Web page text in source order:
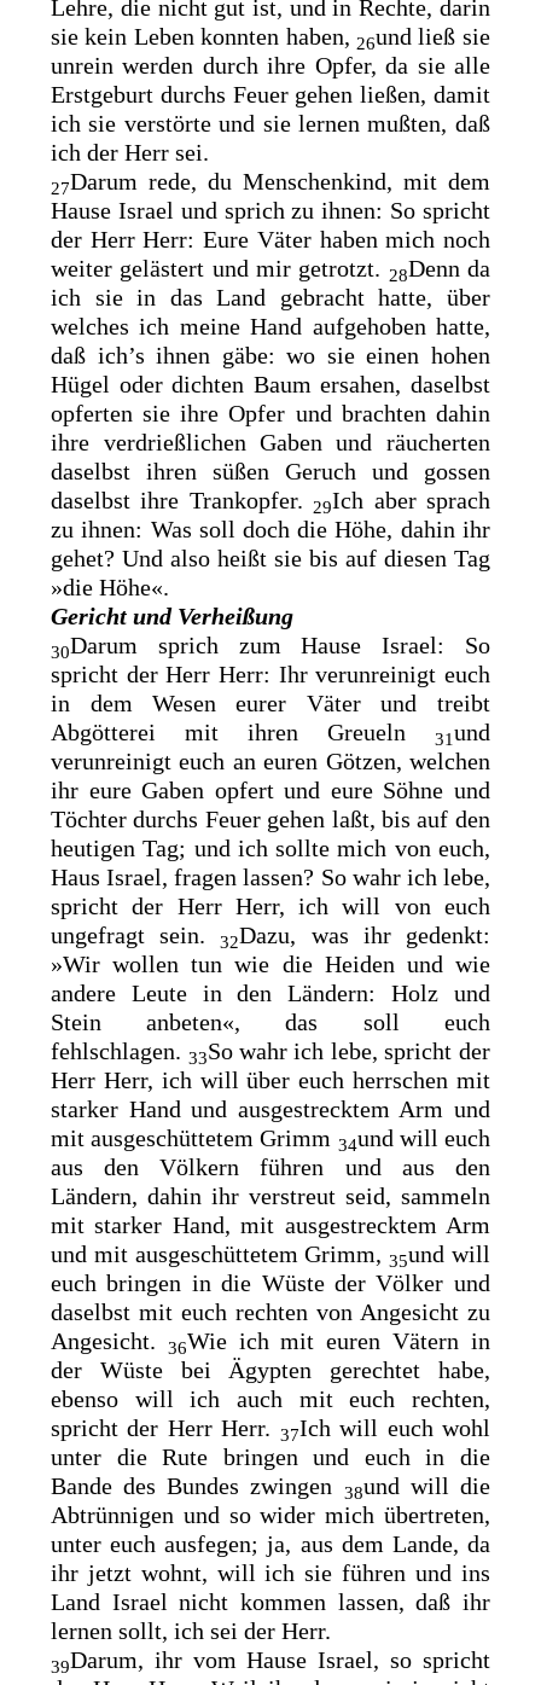
Lehre, die nicht gut ist, und in Rechte, darin
sie kein Leben konnten haben, 26und ließ sie
unrein werden durch ihre Opfer, da sie alle
Erstgeburt durchs Feuer gehen ließen, damit
ich sie verstörte und sie lernen mußten, daß
ich der Herr sei.
27Darum rede, du Menschenkind, mit dem
Hause Israel und sprich zu ihnen: So spricht
der Herr Herr: Eure Väter haben mich noch
weiter gelästert und mir getrotzt. 28Denn da
ich sie in das Land gebracht hatte, über
welches ich meine Hand aufgehoben hatte,
daß ich’s ihnen gäbe: wo sie einen hohen
Hügel oder dichten Baum ersahen, daselbst
opferten sie ihre Opfer und brachten dahin
ihre verdrießlichen Gaben und räucherten
daselbst ihren süßen Geruch und gossen
daselbst ihre Trankopfer.
29Ich aber sprach
zu ihnen: Was soll doch die Höhe, dahin ihr
gehet? Und also heißt sie bis auf diesen Tag
»die Höhe«.
Gericht und Verheißung
30Darum sprich zum Hause Israel: So
spricht der Herr Herr: Ihr verunreinigt euch
in dem Wesen eurer Väter und treibt
Abgötterei mit ihren Greueln
31und
verunreinigt euch an euren Götzen, welchen
ihr eure Gaben opfert und eure Söhne und
Töchter durchs Feuer gehen laßt, bis auf den
heutigen Tag; und ich sollte mich von euch,
Haus Israel, fragen lassen? So wahr ich lebe,
spricht der Herr Herr, ich will von euch
ungefragt sein.
32Dazu, was ihr gedenkt:
»Wir wollen tun wie die Heiden und wie
andere Leute in den Ländern: Holz und
Stein anbeten«, das soll euch
fehlschlagen. 33So wahr ich lebe, spricht der
Herr Herr, ich will über euch herrschen mit
starker Hand und ausgestrecktem Arm und
mit ausgeschüttetem Grimm 34und will euch
aus den Völkern führen und aus den
Ländern, dahin ihr verstreut seid, sammeln
mit starker Hand, mit ausgestrecktem Arm
und mit ausgeschüttetem Grimm, 35und will
euch bringen in die Wüste der Völker und
daselbst mit euch rechten von Angesicht zu
Angesicht.
36Wie ich mit euren Vätern in
der Wüste bei Ägypten gerechtet habe,
ebenso will ich auch mit euch rechten,
spricht der Herr Herr. 37Ich will euch wohl
unter die Rute bringen und euch in die
Bande des Bundes zwingen
38und will die
Abtrünnigen und so wider mich übertreten,
unter euch ausfegen; ja, aus dem Lande, da
ihr jetzt wohnt, will ich sie führen und ins
Land Israel nicht kommen lassen, daß ihr
lernen sollt, ich sei der Herr.
39Darum, ihr vom Hause Israel, so spricht